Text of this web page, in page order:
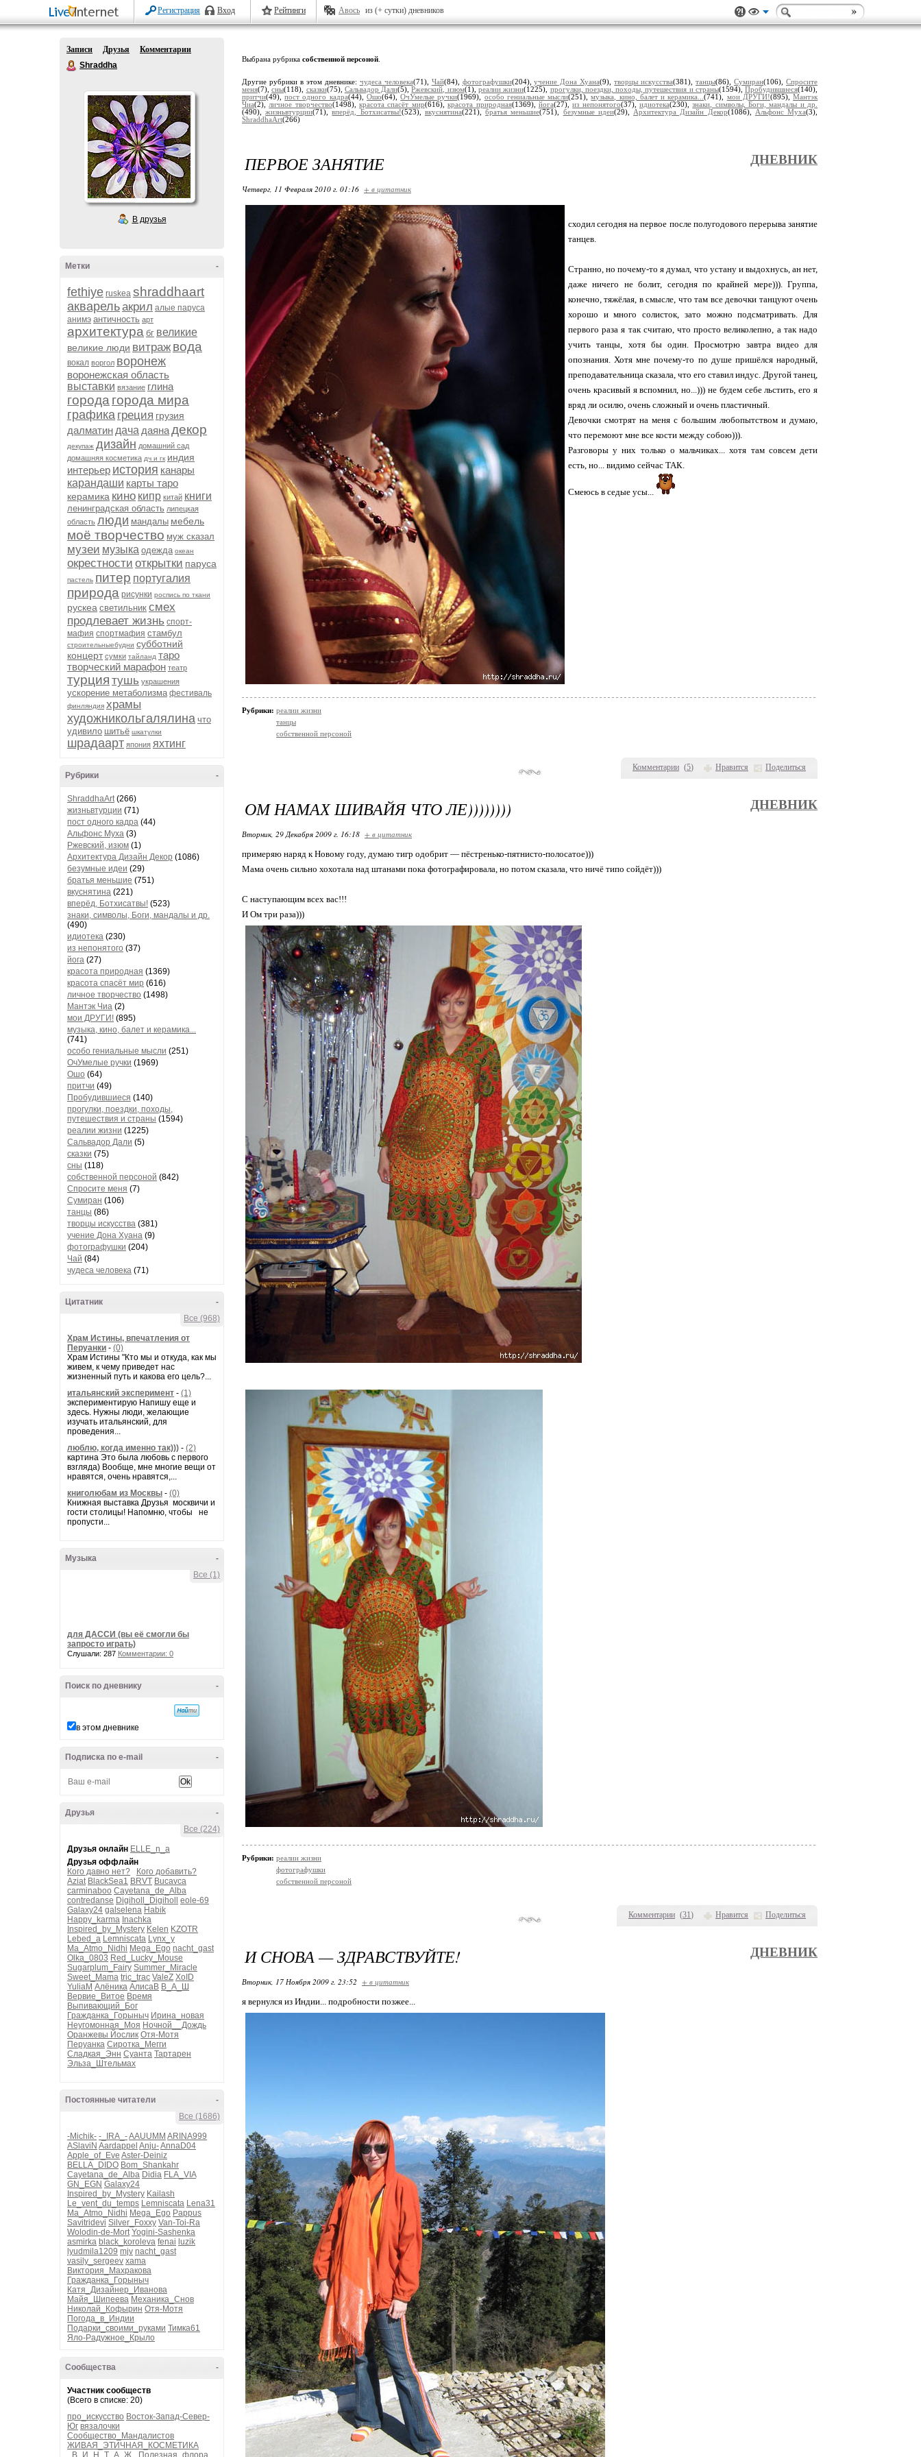
Регистрация Вход Рейтинги Авось из (+ сутки) дневников
Записи Друзья
Комментарии
Shraddha
В друзья
-
Метки
fethiye ruskea shraddhaart
акварельакрил алые паруса
анимэ античность арт
архитектура бг великие
великие люди витраж вода
вокал воргол воронеж
воронежская область
выставки вязание глина
города города мира
графика греция грузия
далматин дача даянадекор
декупаж дизайн домашний сад
домашняя косметика дч и гк индия
интерьер история канары
карандаши карты таро
керамика кино кипр китай книги
ленинградская область липецкая
область люди мандалы мебель
моё творчество муж сказал
музеи музыка одежда океан
окрестности открытки паруса
пастель питер португалия
природа рисунки роспись по ткани
рускеа светильник смех
продлевает жизнь спорт-
мафия спортмафия стамбул
строительныебудни субботний
концерт сумки тайланд таро
творческий марафон театр
турция тушь украшения
ускорение метаболизма фестиваль
финляндия храмы
художникольгалялина что
удивило шитьё шкатулки
шрадаарт япония яхтинг
-
Рубрики
ShraddhaArt(266)
жизньвтурции (71)
пост одного кадра (44)
Альфонс Муха (3)
Ржевский, изюм (1)
Архитектура Дизайн Декор (1086)
безумные идеи (29)
братья меньшие (751)
вкуснятина (221)
вперёд, Ботхисатвы! (523)
знаки, символы, Боги, мандалы и др.
(490)
идиотека (230)
из непонятого (37)
йога (27)
красота природная (1369)
красота спасёт мир (616)
личное творчество (1498)
Мантэк Чиа (2)
мои ДРУГИ! (895)
музыка, кино, балет и керамика...
(741)
особо гениальные мысли (251)
ОчУмелые ручки (1969)
Ошо (64)
притчи (49)
Пробудившиеся (140)
прогулки, поездки, походы,
путешествия и страны (1594)
реалии жизни (1225)
Сальвадор Дали (5)
сказки (75)
сны (118)
собственной персоной (842)
Спросите меня (7)
Сумиран (106)
танцы (86)
творцы искусства (381)
учение Дона Хуана (9)
фотографушки (204)
Чай (84)
чудеса человека (71)
-
Цитатник
Все (968)
Храм Истины, впечатления от
Перуанки - (0)
Храм Истины "Кто мы и откуда, как мы
живем, к чему приведет нас
жизненный путь и какова его цель?...
итальянский эксперимент - (1)
экспериментирую Напишу еще и
здесь. Нужны люди, желающие
изучать итальянский, для
проведения...
люблю, когда именно так))) - (2)
картина Это была любовь с первого
взгляда) Вообще, мне многие вещи от
нравятся, очень нравятся,...
книголюбам из Москвы - (0)
Книжная выставка Друзья москвичи и
гости столицы! Напомню, чтобы не
пропусти...
-
Музыка
Все (1)
для ДАССИ (вы её смогли бы
запросто играть)
Слушали: 287 Комментарии: 0
-
Поиск по дневнику
в этом дневнике
-
Подписка по e-mail
-
Друзья
Все (224)
Друзья онлайн ELLE_n_a
Друзья оффлайн
Кого давно нет?
Кого добавить?
Aziat BlackSea1 BRVT Bucavca
carminaboo Cayetana_de_Alba
contredanse Digiholl_Digiholl
eole-69
Galaxy24 galselena Habik
Happy_karma Inachka
Inspired_by_Mystery Kelen KZOTR
Lebed_a Lemniscata Lynx_y
Ma_Atmo_Nidhi Mega_Ego nacht_gast
Olka_0803 Red_Lucky_Mouse
Sugarplum_Fairy Summer_Miracle
Sweet_Mama tric_trac ValeZ XoID
YuliaM Алёника АлисаВ В_А_Ш
Вервие_Витое Время
Выпивающий_Бог
Гражданка_Горыныч Ирина_новая
Неугомонная_Моя Ночной__Дождь
Оранжевы Йослик Отя-Мотя
Перуанка Сиротка_Мегги
Сладкая_Энн Суанта Тартарен
Эльза_Штельмах
-
Постоянные читатели
Все (1686)
-Michik- -_IRA_-AAUUMM ARINA999
ASlaviN Aardappel Anju-AnnaD04
Apple_of_Eve Aster-Deiniz
BELLA_DIDO Bom_Shankahr
Cayetana_de_Alba Didia FLA_VIA
GN_EGN Galaxy24
Inspired_by_Mystery Kailash
Le_vent_du_temps Lemniscata Lena31
Ma_Atmo_Nidhi Mega_Ego Pappus
Savitridevi Silver_Foxxy Van-Toi-Ra
Wolodin-de-Mort Yogini-Sashenka
asmirka black_koroleva fenai luzik
lyudmila1209 mjv nacht_gast
vasily_sergeev xama
Виктория_Махракова
Гражданка_Горыныч
Катя_Дизайнер_Иванова
Майя_Шипеева Механика_Снов
Николай_Кофырин Отя-Мотя
Погода_в_Индии
Подарки_своими_руками Тимка61
Яло-Радужное_Крыло
-
Сообщества
Участник сообществ
(Всего в списке: 20)
про_искусство Восток-Запад-Север-
Юг вязалочки
Сообщество_Мандалистов
ЖИВАЯ_ЭТИЧНАЯ_КОСМЕТИКА
_В_И_Н_Т_А_Ж_
Полезная_флора
Выбрана рубрика собственной персоной
Другие рубрики в этом дневнике: чудеса человека(71), Чай(84), фотографушки(204),учение Дона Хуана(9),творцы искусства(381),танцы(86),Сумиран(106), Спросите
меня(7),сны(118), сказки(75), Сальвадор Дали(5),Ржевский, изюм(1), реалии жизни(1225), прогулки, поездки, походы, путешествия и страны(1594),Пробудившиеся(140),
притчи(49),пост одного кадра(44), Ошо(64),ОчУмелые ручки(1969), особо гениальные мысли(251),музыка, кино, балет и керамика...(741), мои ДРУГИ!(895),Мантэк
Чиа(2), личное творчество(1498),красота спасёт мир(616),красота природная(1369), йога(27),из непонятого(37), идиотека(230),знаки, символы, Боги, мандалы и др.
(490),жизньвтурции(71),вперёд, Ботхисатвы!(523), вкуснятина(221),братья меньшие(751), безумные идеи(29), Архитектура Дизайн Декор(1086), Альфонс Муха(3),
ShraddhaArt(266)
Комментарии (5) Нравится Поделиться
ПЕРВОЕ ЗАНЯТИЕ ДНЕВНИК
Четверг, 11 Февраля 2010 г. 01:16 + в цитатник
сходил сегодня на первое после полугодового перерыва занятие
танцев.
Странно, но почему-то я думал, что устану и выдохнусь, ан нет,
даже ничего не болит, сегодня по крайней мере))). Группа,
конечно, тяжёлая, в смысле, что там все девочки танцуют очень
хорошо и много солисток, зато можно подсматривать. Для
первого раза я так считаю, что просто великолепно, а так надо
учить танцы, хотя бы один. Просмотрю завтра видео для
опознания. Хотя мне почему-то по душе пришёлся народный,
преподавательница сказала, что его ставил индус. Другой танец,
очень красивый я вспомнил, но...))) не будем себе льстить, его я
вряд ли осилю, очень сложный и очень пластичный.
Девочки смотрят на меня с большим любопытством и думаю,
что перемоют мне все кости между собою))).
Разговоры у них только о мальчиках... хотя там совсем дети
есть, но... видимо сейчас ТАК.
Смеюсь в седые усы...
Рубрики: реалии жизни
танцы
собственной персоной
Комментарии (31) Нравится Поделиться
ОМ НАМАХ ШИВАЙЯ ЧТО ЛЕ)))))))) ДНЕВНИК
Вторник, 29 Декабря 2009 г. 16:18 + в цитатник
примеряю наряд к Новому году, думаю тигр одобрит — пёстренько-пятнисто-полосатое)))
Мама очень сильно хохотала над штанами пока фотографировала, но потом сказала, что ничё типо сойдёт)))
С наступающим всех вас!!!
И Ом три раза)))
Рубрики: реалии жизни
фотографушки
собственной персоной
И СНОВА — ЗДРАВСТВУЙТЕ! ДНЕВНИК
Вторник, 17 Ноября 2009 г. 23:52 + в цитатник
я вернулся из Индии... подробности позжее...